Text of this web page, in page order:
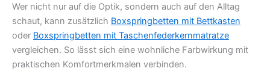
Wer nicht nur auf die Optik, sondern auch auf den Alltag
schaut, kann zusätzlich Boxspringbetten mit Bettkasten
oder Boxspringbetten mit Taschenfederkernmatratze
vergleichen. So lässt sich eine wohnliche Farbwirkung mit
praktischen Komfortmerkmalen verbinden.